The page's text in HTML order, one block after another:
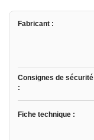
Fabricant :
Consignes de sécurité
:
Fiche technique :